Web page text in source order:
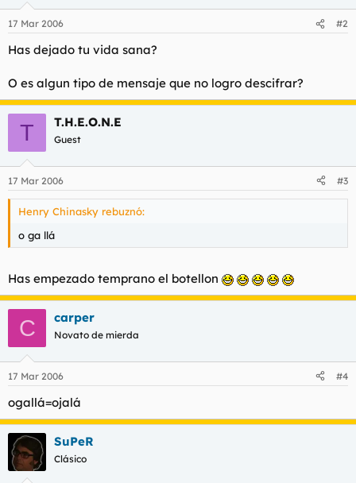
17 Mar 2006 #2
Has dejado tu vida sana?
O es algun tipo de mensaje que no logro descifrar?
T T.H.E.O.N.E
Guest
17 Mar 2006 #3
Henry Chinasky rebuznó:
o ga llá
Has empezado temprano el botellon
C carper
Novato de mierda
17 Mar 2006 #4
ogallá=ojalá
SuPeR
Clásico